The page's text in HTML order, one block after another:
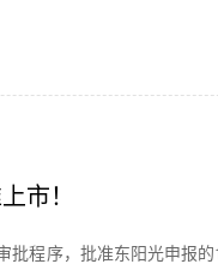
市！
程序，批准东阳光申报